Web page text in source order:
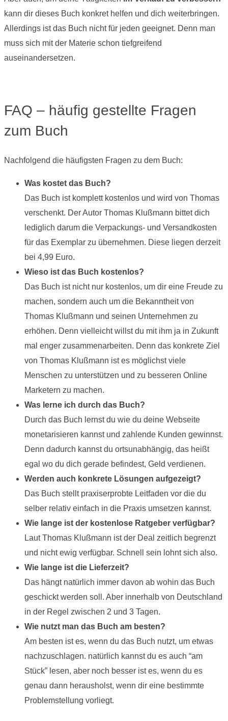
kann dir dieses Buch konkret helfen und dich weiterbringen.
Allerdings ist das Buch nicht für jeden geeignet. Denn man
muss sich mit der Materie schon tiefgreifend
auseinandersetzen.
FAQ – häufig gestellte Fragen
zum Buch
Nachfolgend die häufigsten Fragen zu dem Buch:
Was kostet das Buch?
Das Buch ist komplett kostenlos und wird von Thomas
verschenkt. Der Autor Thomas Klußmann bittet dich
lediglich darum die Verpackungs- und Versandkosten
für das Exemplar zu übernehmen. Diese liegen derzeit
bei 4,99 Euro.
Wieso ist das Buch kostenlos?
Das Buch ist nicht nur kostenlos, um dir eine Freude zu
machen, sondern auch um die Bekanntheit von
Thomas Klußmann und seinen Unternehmen zu
erhöhen. Denn vielleicht willst du mit ihm ja in Zukunft
mal enger zusammenarbeiten. Denn das konkrete Ziel
von Thomas Klußmann ist es möglichst viele
Menschen zu unterstützen und zu besseren Online
Marketern zu machen.
Was lerne ich durch das Buch?
Durch das Buch lernst du wie du deine Webseite
monetarisieren kannst und zahlende Kunden gewinnst.
Denn dadurch kannst du ortsunabhängig, das heißt
egal wo du dich gerade befindest, Geld verdienen.
Werden auch konkrete Lösungen aufgezeigt?
Das Buch stellt praxiserprobte Leitfaden vor die du
selber relativ einfach in die Praxis umsetzen kannst.
Wie lange ist der kostenlose Ratgeber verfügbar?
Laut Thomas Klußmann ist der Deal zeitlich begrenzt
und nicht ewig verfügbar. Schnell sein lohnt sich also.
Wie lange ist die Lieferzeit?
Das hängt natürlich immer davon ab wohin das Buch
geschickt werden soll. Aber innerhalb von Deutschland
in der Regel zwischen 2 und 3 Tagen.
Wie nutzt man das Buch am besten?
Am besten ist es, wenn du das Buch nutzt, um etwas
nachzuschlagen. natürlich kannst du es auch “am
Stück” lesen, aber noch besser ist es, wenn du es
genau dann herausholst, wenn dir eine bestimmte
Problemstellung vorliegt.